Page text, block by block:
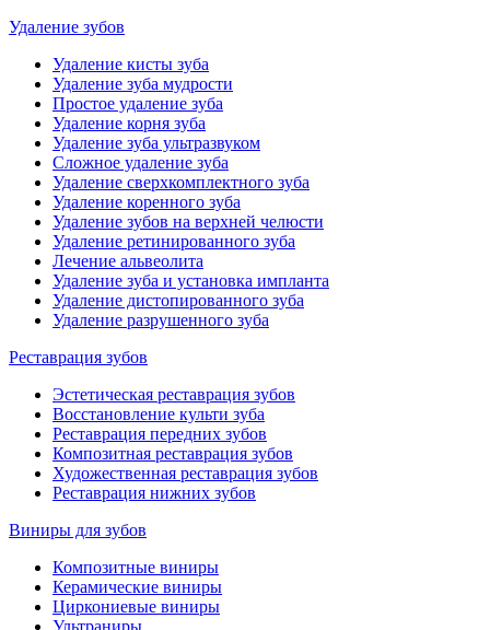
Удаление зубов
Удаление кисты зуба
Удаление зуба мудрости
Простое удаление зуба
Удаление корня зуба
Удаление зуба ультразвуком
Сложное удаление зуба
Удаление сверхкомплектного зуба
Удаление коренного зуба
Удаление зубов на верхней челюсти
Удаление ретинированного зуба
Лечение альвеолита
Удаление зуба и установка импланта
Удаление дистопированного зуба
Удаление разрушенного зуба
Реставрация зубов
Эстетическая реставрация зубов
Восстановление культи зуба
Реставрация передних зубов
Композитная реставрация зубов
Художественная реставрация зубов
Реставрация нижних зубов
Виниры для зубов
Композитные виниры
Керамические виниры
Циркониевые виниры
Ультраниры